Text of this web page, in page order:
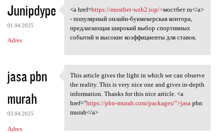
Junipdype
01.04.2025
Adres
<a href=https://mostbet-wzh2
<a href=https://mostbet-wzh2.top/>мостбет ru</a>
- популярный онлайн-букмекерская контора,
предлагающая широкий выбор спортивных
событий и высокие коэффициенты для ставок.
jasa pbn
murah
03.04.2025
Adres
This article gives the light
This article gives the light in which we can observe
the reality. This is very nice one and gives in-depth
information. Thanks for this nice article. <a
href="https://pbn-murah.com/packages/">jasapbn
murah</a>